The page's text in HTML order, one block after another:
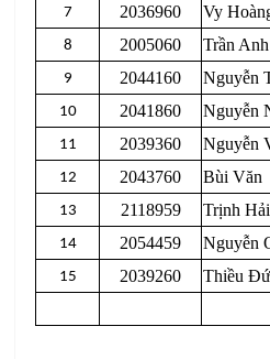
7 2036960 Vy
8 2005060 Trần Anh
9 2044160 Nguyễn
10 2041860 Nguyễn
11 2039360 Nguyễn
12 2043760 Bùi Văn
13 2118959 Trịnh Hải
14 2054459 Nguyễn
15 2039260 Thiều